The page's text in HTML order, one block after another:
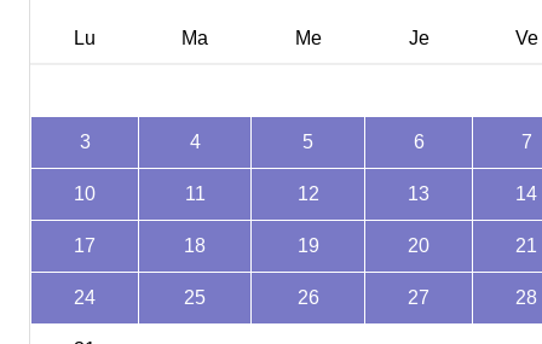
Lu Ma Me Je Ve
3 4 5 6 7
10 11 12 13 14
17 18 19 20 21
24 25 26 27 28